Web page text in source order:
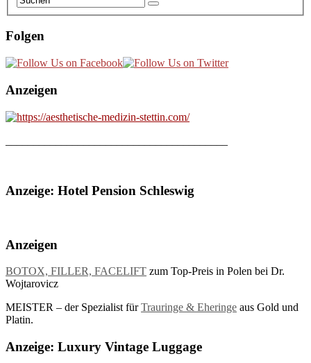
Folgen
Anzeigen
Anzeige: Hotel Pension Schleswig
Anzeigen
BOTOX, FILLER, FACELIFT zum Top-Preis in Polen bei Dr.
Wojtarovicz
MEISTER – der Spezialist fürTrauringe & Eheringe aus Gold und
Platin.
Anzeige: Luxury Vintage Luggage